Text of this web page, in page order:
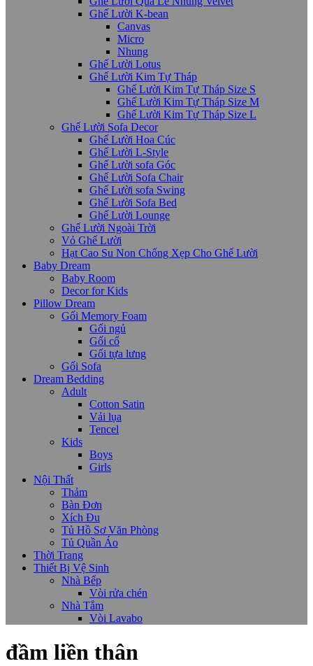
Ghế Lười K-bean
Canvas
Micro
Nhung
Ghế Lười Lotus
Ghế Lười Kim Tự Tháp
Ghế Lười Kim Tự Tháp Size S
Ghế Lười Kim Tự Tháp Size M
Ghế Lười Kim Tự Tháp Size L
Ghế Lười Sofa Decor
Ghế Lười Hoa Cúc
Ghế Lười L-Style
Ghế Lười sofa Góc
Ghế Lười Sofa Chair
Ghế Lười sofa Swing
Ghế Lười Sofa Bed
Ghế Lười Lounge
Ghế Lười Ngoài Trời
Vỏ Ghế Lười
Hạt Cao Su Non Chống Xẹp Cho Ghế Lười
Baby Dream
Baby Room
Decor for Kids
Pillow Dream
Gối Memory Foam
Gối ngủ
Gối cổ
Gối tựa lưng
Gối Sofa
Dream Bedding
Adult
Cotton Satin
Vải lụa
Tencel
Kids
Boys
Girls
Nội Thất
Thảm
Bàn Đơn
Xích Đu
Tủ Hồ Sơ Văn Phòng
Tủ Quần Áo
Thời Trang
Thiết Bị Vệ Sinh
Nhà Bếp
Vòi rửa chén
Nhà Tắm
Vòi Lavabo
đầm liền thân